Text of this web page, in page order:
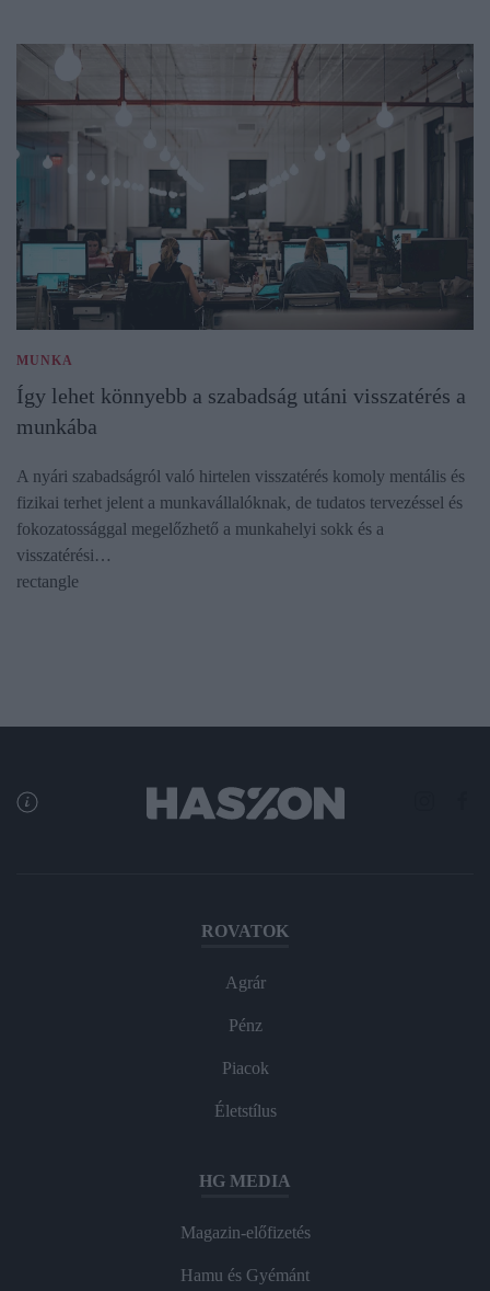
MUNKA
Így lehet könnyebb a szabadság utáni visszatérés a
munkába
A nyári szabadságról való hirtelen visszatérés komoly mentális és
fizikai terhet jelent a munkavállalóknak, de tudatos tervezéssel és
fokozatossággal megelőzhető a munkahelyi sokk és a
visszatérési…
rectangle
ROVATOK
Agrár
Pénz
Piacok
Életstílus
HG MEDIA
Magazin-előfizetés
Hamu és Gyémánt